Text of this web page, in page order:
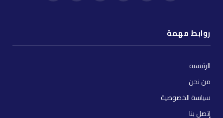
روابط مهمة
الرئيسية
من نحن
سياسة الخصوصية
إتصل بنا